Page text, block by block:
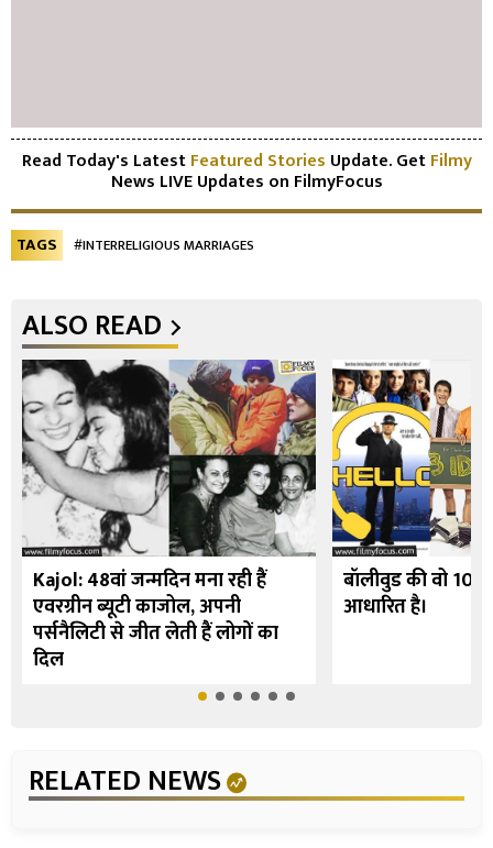
Read Today's LatestFeatured Stories Update. GetFilmy
News LIVE Updates on FilmyFocus
TAGS #INTERRELIGIOUS MARRIAGES
ALSO READ
Kajol: 48वां जन्मदिन मना रही हैं
एवरग्रीन ब्यूटी काजोल, अपनी
पर्सनैलिटी से जीत लेती हैं लोगों का
दिल
बॉलीवुड की वो 10
आधारित है।
RELATED NEWS